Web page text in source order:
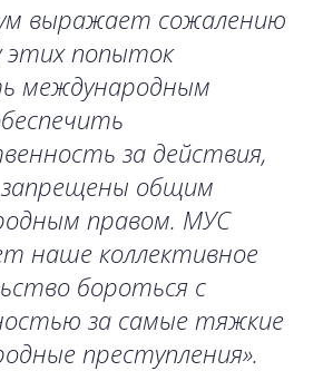
выражает сожалению
этих попыток
международным
за действия,
общим
правом. МУС
наше коллективное
бороться с
за самые тяжкие
преступления».